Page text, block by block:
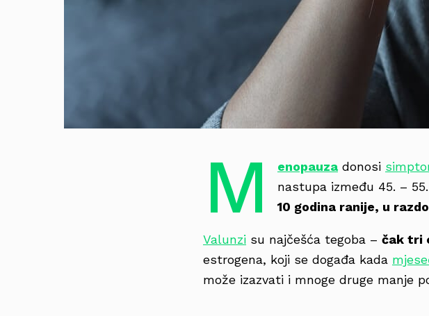
M enopauza donosi
nastupa između 45. –
10 godina ranije, u
Valunzi su najčešća tegoba – čak tri
estrogena, koji se događa kada
može izazvati i mnoge druge manje